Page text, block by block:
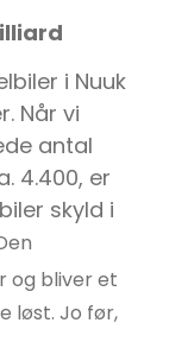
i Nuuk
Når vi
antal
4.400, er
skyld i
og bliver et
løst. Jo før,